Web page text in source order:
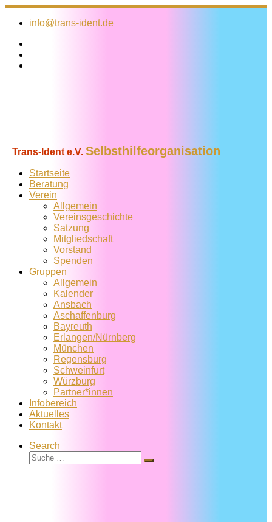
Zum
Inhalt
info@trans-ident.de
Trans-Ident e.V. Selbsthilfeorganisation
Startseite
Beratung
Verein
Allgemein
Vereins­geschichte
Satzung
Mitglied­schaft
Vorstand
Spenden
Gruppen
Allgemein
Kalender
Ansbach
Aschaffenburg
Bayreuth
Erlangen/Nürnberg
München
Regensburg
Schweinfurt
Würzburg
Partner*innen
Infobereich
Aktuelles
Kontakt
Search
Suche
Suche